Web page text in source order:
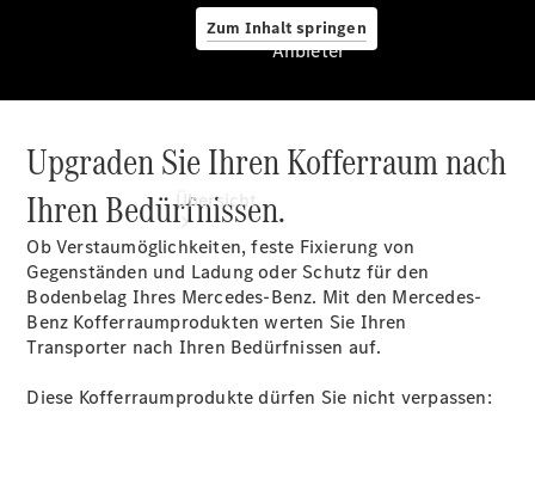
Zum Inhalt springen
Anbieter
Übersicht
Startseite
Anbieter
Upgraden Sie Ihren Kofferraum nach
Ihren Bedürfnissen.
Ob Verstaumöglichkeiten, feste Fixierung von
Gegenständen und Ladung oder Schutz für den
Bodenbelag Ihres Mercedes-Benz. Mit den Mercedes-
Benz Kofferraumprodukten werten Sie Ihren
Transporter nach Ihren Bedürfnissen auf.
Diese Kofferraumprodukte dürfen Sie nicht verpassen: